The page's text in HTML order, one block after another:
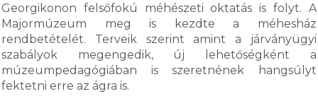
Georgikonon felsőfokú méhészeti oktatás is folyt. A
Majormúzeum meg is kezdte a méhesház
rendbetételét. Terveik szerint amint a járványügyi
szabályok megengedik, új lehetőségként a
múzeumpedagógiában is szeretnének hangsúlyt
fektetni erre az ágra is.